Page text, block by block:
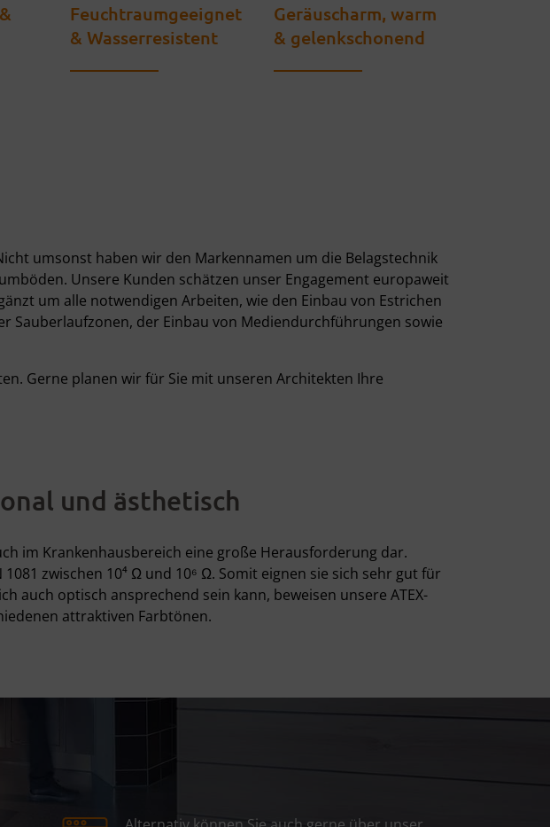
Feuchtraumgeeignet
& Wasserresistent
Geräuscharm, warm
& gelenkschonend
umsonst haben wir den Markennamen um die Belagstechnik
Unsere Kunden schätzen unser Engagement europaweit
um alle notwendigen Arbeiten, wie den Einbau von Estrichen
Sauberlaufzonen, der Einbau von Mediendurchführungen sowie
Gerne planen wir für Sie mit unseren Architekten Ihre
und ästhetisch
im Krankenhausbereich eine große Herausforderung dar.
zwischen 10⁴ Ω und 10⁶ Ω. Somit eignen sie sich sehr gut für
auch optisch ansprechend sein kann, beweisen unsere ATEX-
attraktiven Farbtönen.